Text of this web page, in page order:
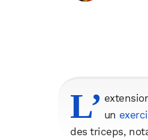
L’ un
des triceps,